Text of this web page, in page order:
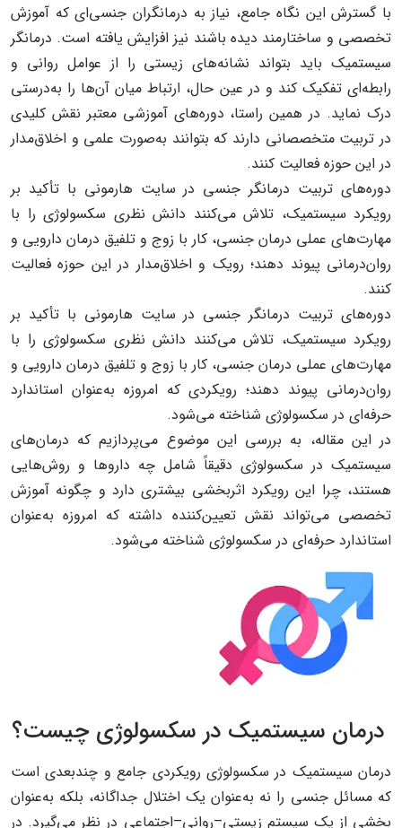
با گسترش این نگاه جامع، نیاز به درمانگران جنسی‌ای که آموزش
تخصصی و ساختارمند دیده باشند نیز افزایش یافته است. درمانگر
سیستمیک باید بتواند نشانه‌های زیستی را از عوامل روانی و
رابطه‌ای تفکیک کند و در عین حال، ارتباط میان آن‌ها را به‌درستی
درک نماید. در همین راستا، دوره‌های آموزشی معتبر نقش کلیدی
در تربیت متخصصانی دارند که بتوانند به‌صورت علمی و اخلاق‌مدار
در این حوزه فعالیت کنند.
دوره‌های تربیت درمانگر جنسی در سایت هارمونی با تأکید بر
رویکرد سیستمیک، تلاش می‌کنند دانش نظری سکسولوژی را با
مهارت‌های عملی درمان جنسی، کار با زوج و تلفیق درمان دارویی و
روان‌درمانی پیوند دهند؛ رویک و اخلاق‌مدار در این حوزه فعالیت
کنند.
دوره‌های تربیت درمانگر جنسی در سایت هارمونی با تأکید بر
رویکرد سیستمیک، تلاش می‌کنند دانش نظری سکسولوژی را با
مهارت‌های عملی درمان جنسی، کار با زوج و تلفیق درمان دارویی و
روان‌درمانی پیوند دهند؛ رویکردی که امروزه به‌عنوان استاندارد
حرفه‌ای در سکسولوژی شناخته می‌شود.
در این مقاله، به بررسی این موضوع می‌پردازیم که درمان‌های
سیستمیک در سکسولوژی دقیقاً شامل چه داروها و روش‌هایی
هستند، چرا این رویکرد اثربخشی بیشتری دارد و چگونه آموزش
تخصصی می‌تواند نقش تعیین‌کننده داشته که امروزه به‌عنوان
استاندارد حرفه‌ای در سکسولوژی شناخته می‌شود.
درمان سیستمیک در سکسولوژی چیست؟
درمان سیستمیک در سکسولوژی رویکردی جامع و چندبعدی است
که مسائل جنسی را نه به‌عنوان یک اختلال جداگانه، بلکه به‌عنوان
بخشی از یک سیستم زیستی–روانی–اجتماعی در نظر می‌گیرد. در